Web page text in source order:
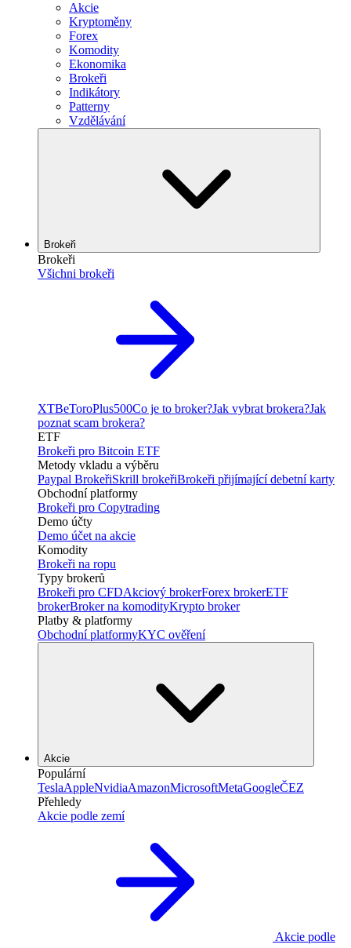
Akcie
Kryptoměny
Forex
Komodity
Ekonomika
Brokeři
Indikátory
Patterny
Vzdělávání
Brokeři
Brokeři
Všichni brokeři
XTBeToroPlus500Co je to broker?Jak vybrat brokera?Jak
poznat scam brokera?
ETF
Brokeři pro Bitcoin ETF
Metody vkladu a výběru
Paypal BrokeřiSkrill brokeřiBrokeři přijímající debetní karty
Obchodní platformy
Brokeři pro Copytrading
Demo účty
Demo účet na akcie
Komodity
Brokeři na ropu
Typy brokerů
Brokeři pro CFDAkciový brokerForex brokerETF
brokerBroker na komodityKrypto broker
Platby & platformy
Obchodní platformyKYC ověření
Akcie
Populární
TeslaAppleNvidiaAmazonMicrosoftMetaGoogleČEZ
Přehledy
Akcie podle zemí
Akcie podle